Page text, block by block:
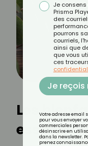
Les
Je
Prisma
des
pourrons
courriels,
ainsi que
que vous
ces
Je reçois
Votre adresse email
pour vous envoyer
commerciales
désinscrire en
dans la newsletter.
prenez